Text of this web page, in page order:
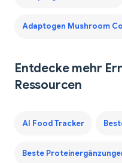
Adaptogen Mushroom
Entdecke mehr
Ressourcen
AI Food Tracker
Beste